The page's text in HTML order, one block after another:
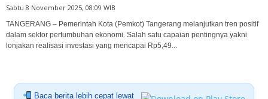
Sabtu 8 November 2025, 08:09 WIB
TANGERANG – Pemerintah Kota (Pemkot) Tangerang melanjutkan tren positif
dalam sektor pertumbuhan ekonomi. Salah satu capaian pentingnya yakni
lonjakan realisasi investasi yang mencapai Rp5,49...
Baca berita lebih cepat lewat